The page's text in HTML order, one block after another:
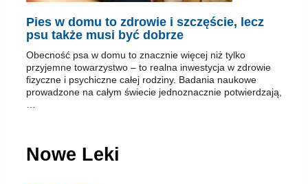
Pies w domu to zdrowie i szczęście, lecz
psu także musi być dobrze
Obecność psa w domu to znacznie więcej niż tylko
przyjemne towarzystwo – to realna inwestycja w zdrowie
fizyczne i psychiczne całej rodziny. Badania naukowe
prowadzone na całym świecie jednoznacznie potwierdzają,
Nowe Leki